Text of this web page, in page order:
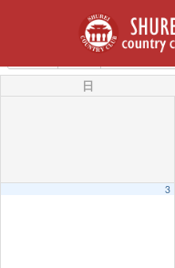
カテゴリー
5月 2026
日
3